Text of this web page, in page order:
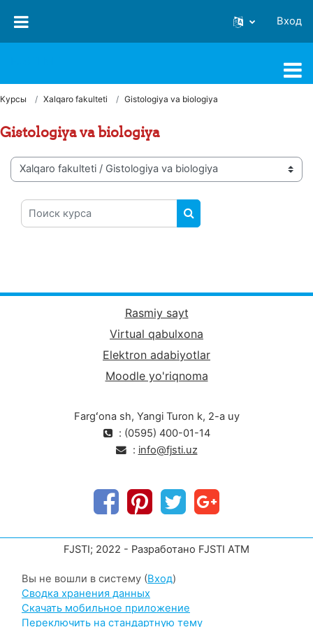
Вход
Курсы Xalqaro fakulteti Gistologiya va biologiya
Gistologiya va biologiya
Категории курсов
Поиск курса
ПОИСК КУРСА
Rasmiy sayt
Virtual qabulxona
Elektron adabiyotlar
Moodle yo'riqnoma
Fargʻona sh, Yangi Turon k, 2-a uy
: (0595) 400-01-14
: info@fjsti.uz
FJSTI; 2022 - Разработано FJSTI ATM
Вы не вошли в систему (Вход)
Сводка хранения данных
Скачать мобильное приложение
Переключить на стандартную тему